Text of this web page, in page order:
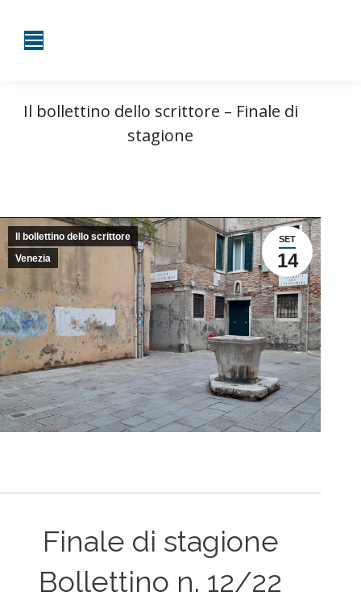
Il bollettino dello scrittore – Finale di
stagione
SET
14
Il bollettino dello scrittore
Venezia
Finale di stagione
Bollettino n. 12/22